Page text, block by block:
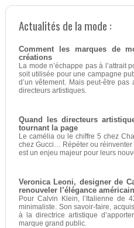
Actualités de la mode :
Comment les marques de
créations
La mode n’échappe pas à l’attrait
soit utilisée pour une campagne
d’un vêtement. Mais peut-être
directeurs artistiques.
Quand les directeurs
tournant la page
Le camélia ou le chiffre 5 chez
chez Gucci… Répéter ou
est un enjeu majeur pour leurs
Veronica Leoni, designer de
renouveler l’élégance
Pour Calvin Klein, l’Italienne de
minimaliste. Son savoir-faire,
à la directrice artistique
marque grand public.